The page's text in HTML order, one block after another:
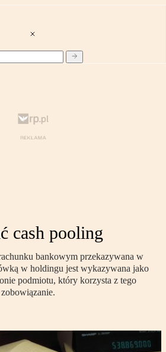
cash pooling
bankowym przekazywana w
w holdingu jest wykazywana jako
podmiotu, który korzysta z tego